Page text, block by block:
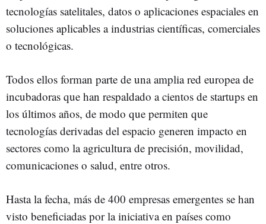
tecnologías satelitales, datos o aplicaciones espaciales en
soluciones aplicables a industrias científicas, comerciales
o tecnológicas.
Todos ellos forman parte de una amplia red europea de
incubadoras que han respaldado a cientos de startups en
los últimos años, de modo que permiten que
tecnologías derivadas del espacio generen impacto en
sectores como la agricultura de precisión, movilidad,
comunicaciones o salud, entre otros.
Hasta la fecha, más de 400 empresas emergentes se han
visto beneficiadas por la iniciativa en países como